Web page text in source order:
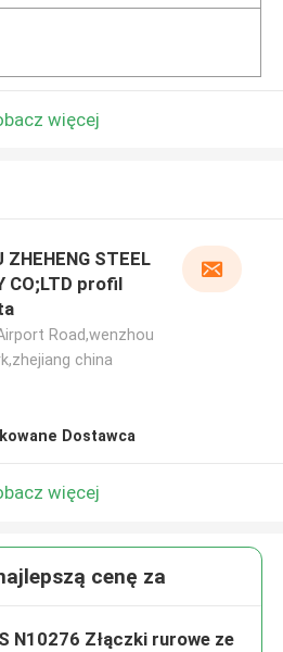
więcej
ZHEHENG STEEL
CO;LTD profil
Road,wenzhou
china
Dostawca
więcej
cenę za
N10276 Złączki rurowe ze